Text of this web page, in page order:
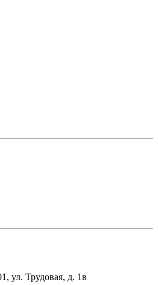
ул. Трудовая, д. 1в